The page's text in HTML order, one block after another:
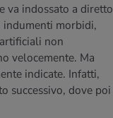
va indossato a diretto
morbidi,
non
velocemente. Ma
indicate. Infatti,
successivo, dove poi